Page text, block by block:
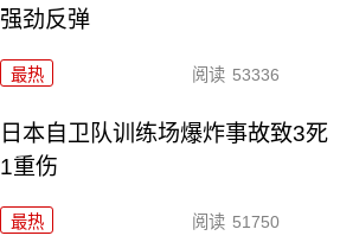
强劲反弹
最热 阅读 53336
日本自卫队训练场爆炸事故致3死
1重伤
最热 阅读 51750